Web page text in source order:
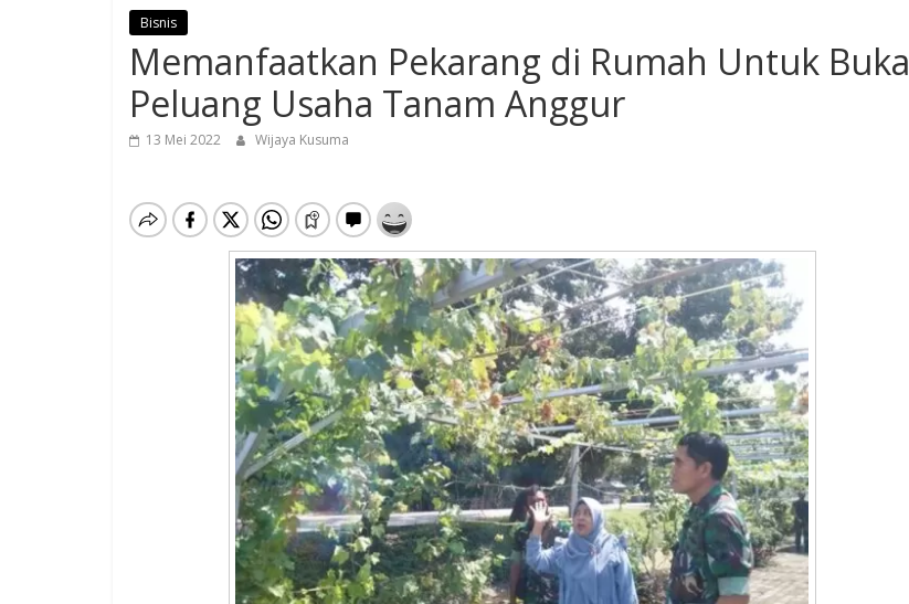
Bisnis
Memanfaatkan Pekarang di Rumah Untuk Buka
Peluang Usaha Tanam Anggur
13 Mei 2022 Wijaya Kusuma